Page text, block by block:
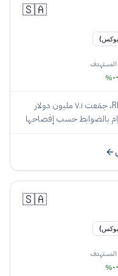
🇸🇦
المستهدف
٠%
منصة سعودية ناشئة في ساندبوكس REGA، جمَعت ٧.١ مليون دولار
٢٠٢٥. تعلن الالتزام بالضوابط حسب إفصاحها
🇸🇦
المستهدف
٠%